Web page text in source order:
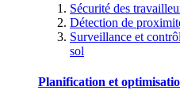
Sécurité des
Détection de
Surveillance et
sol
Planification et